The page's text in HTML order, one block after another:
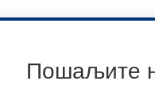
Пошаљите